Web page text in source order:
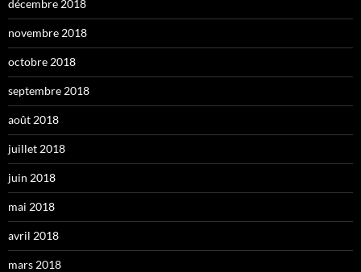
décembre 2018
novembre 2018
octobre 2018
septembre 2018
août 2018
juillet 2018
juin 2018
mai 2018
avril 2018
mars 2018